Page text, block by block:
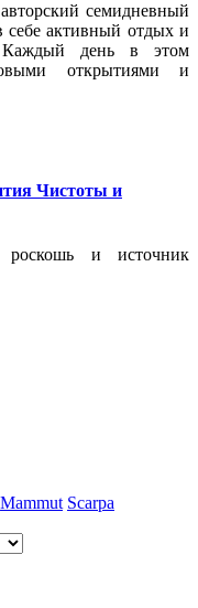
семидневный
себе активный отдых и
Каждый день в этом
открытиями и
Чистоты и
и источник
Mammut Scarpa